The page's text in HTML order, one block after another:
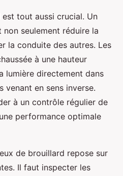
tout aussi crucial. Un
seulement réduire la
la conduite des autres. Les
à une hauteur
lumière directement dans
venant en sens inverse.
à un contrôle régulier de
performance optimale
de brouillard repose sur
Il faut inspecter les